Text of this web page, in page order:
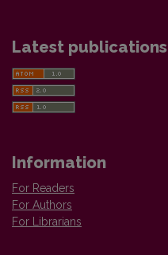
Latest publications
Information
For Readers
For Authors
For Librarians